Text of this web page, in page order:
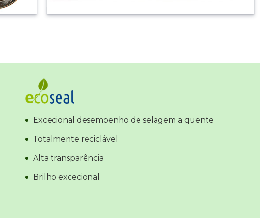
Excecional desempenho de selagem a quente
Totalmente reciclável
Alta transparência
Brilho excecional